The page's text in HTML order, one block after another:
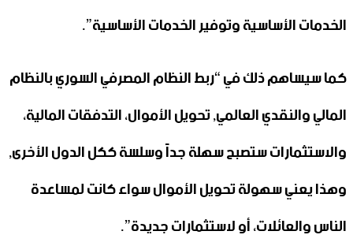
الخدمات الأساسية وتوفير الخدمات الأساسية”.
كما سيساهم ذلك في “ربط النظام المصرفي السوري بالنظام
المالي والنقدي العالمي, تحويل الأموال، التدفقات المالية،
والاستثمارات ستصبح سهلة جداً وسلسة ككل الدول الأخرى,
وهذا يعني سهولة تحويل الأموال سواء كانت لمساعدة
الناس والعائلات، أو لاستثمارات جديدة”.